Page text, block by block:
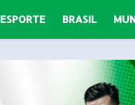
ESPORTE BRASIL